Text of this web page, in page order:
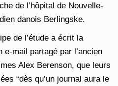
de l’hôpital de Nouvelle-
danois Berlingske.
de l’étude a écrit la
mail partagé par l’ancien
Alex Berenson, que leurs
“dès qu’un journal aura le